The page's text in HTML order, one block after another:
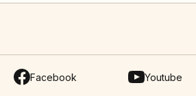
Facebook Youtube